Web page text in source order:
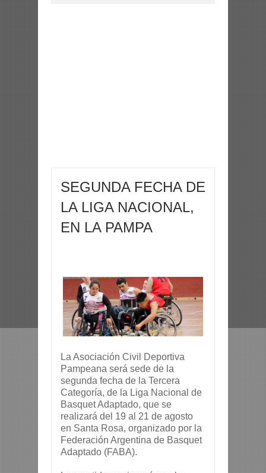
SEGUNDA FECHA DE
LA LIGA NACIONAL,
EN LA PAMPA
La Asociación Civil Deportiva
Pampeana será sede de la
segunda fecha de la Tercera
Categoría, de la Liga Nacional de
Basquet Adaptado, que se
realizará del 19 al 21 de agosto
en Santa Rosa, organizado por la
Federación Argentina de Basquet
Adaptado (FABA).